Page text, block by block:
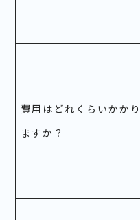
費用はどれくらいかかり
ますか？